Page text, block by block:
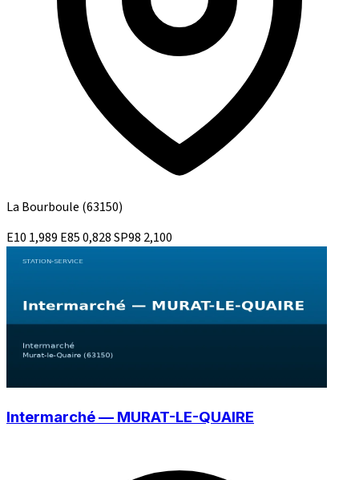
La Bourboule (63150)
E10 1,989 E850,828SP98 2,100
Intermarché — MURAT-LE-QUAIRE